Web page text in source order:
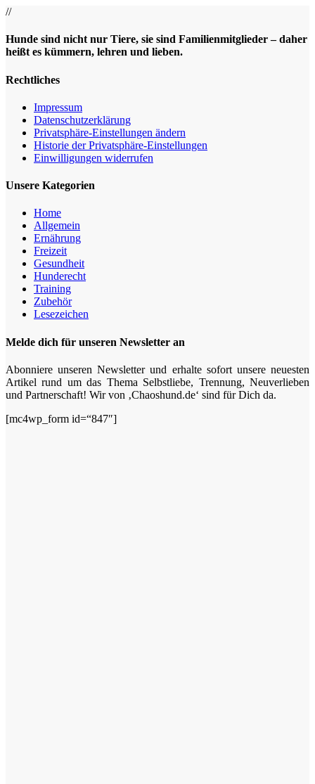
//
Hunde sind nicht nur Tiere, sie sind Familienmitglieder – daher
heißt es kümmern, lehren und lieben.
Rechtliches
Impressum
Datenschutz­erklärung
Privatsphäre-Einstellungen ändern
Historie der Privatsphäre-Einstellungen
Einwilligungen widerrufen
Unsere Kategorien
Home
Allgemein
Ernährung
Freizeit
Gesundheit
Hunderecht
Training
Zubehör
Lesezeichen
Melde dich für unseren Newsletter an
Abonniere unseren Newsletter und erhalte sofort unsere neuesten
Artikel rund um das Thema Selbstliebe, Trennung, Neuverlieben
und Partnerschaft! Wir von ‚Chaoshund.de‘ sind für Dich da.
[mc4wp_form id=“847″]